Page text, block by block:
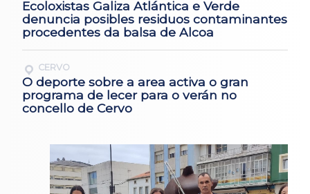
Ecoloxistas Galiza Atlántica e Verde
denuncia posibles residuos contaminantes
procedentes da balsa de Alcoa
CERVO
O deporte sobre a area activa o gran
programa de lecer para o verán no
concello de Cervo